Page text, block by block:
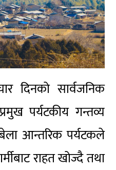
दिनको सार्वजनिक
पर्यटकीय गन्तव्य
आन्तरिक पर्यटकले
राहत खोज्दै तथा